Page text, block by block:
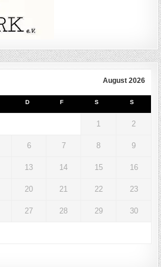
August 2026
D F S S
1 2
6 7 8 9
13 14 15 16
20 21 22 23
27 28 29 30